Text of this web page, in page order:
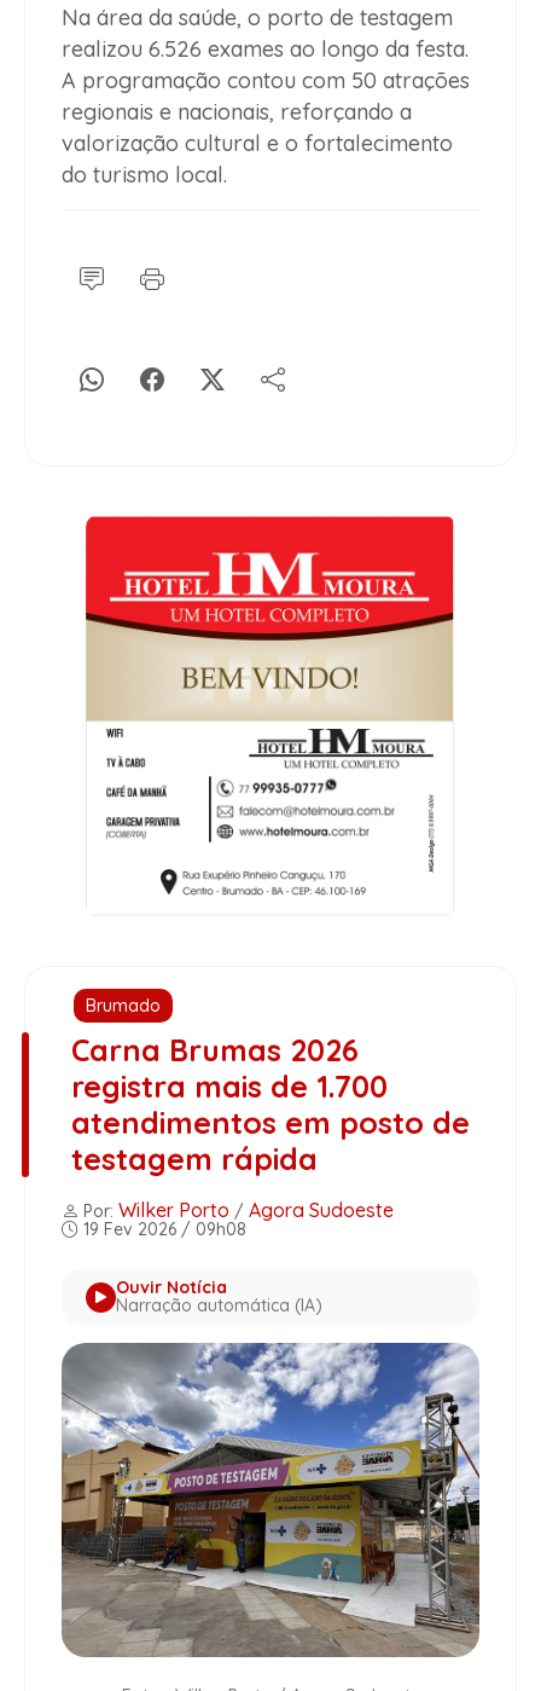
Na área da saúde, o porto de testagem
realizou 6.526 exames ao longo da festa.
A programação contou com 50 atrações
regionais e nacionais, reforçando a
valorização cultural e o fortalecimento
do turismo local.
Brumado
Carna Brumas 2026
registra mais de 1.700
atendimentos em posto de
testagem rápida
Por: Wilker Porto / Agora Sudoeste
19 Fev 2026 / 09h08
Ouvir Notícia
Narração automática (IA)